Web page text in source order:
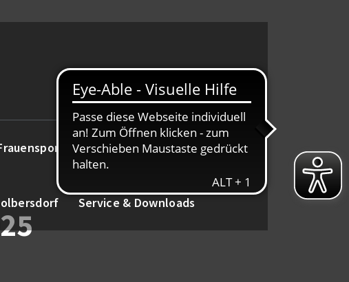
Alte Herren Tanz
Service & Downloads